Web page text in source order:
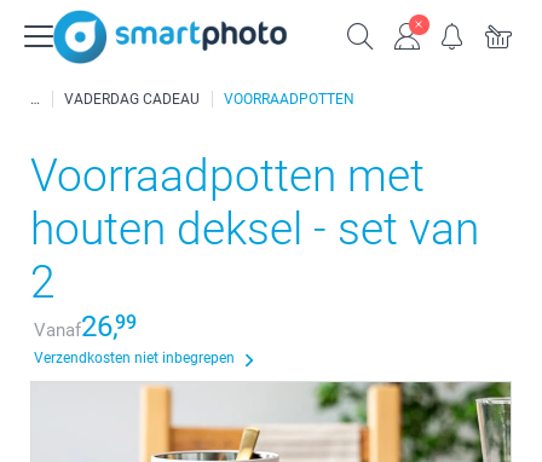
VADERDAG CADEAU VOORRAADPOTTEN
Voorraadpotten met
houten deksel - set van
2
Vanaf26,99
Verzendkosten niet inbegrepen